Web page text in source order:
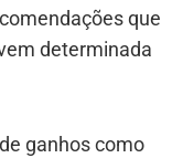
que
determinada
ganhos como